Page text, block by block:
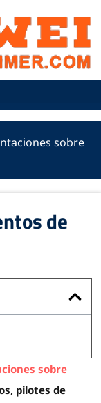
sobre
de
sobre
pilotes de